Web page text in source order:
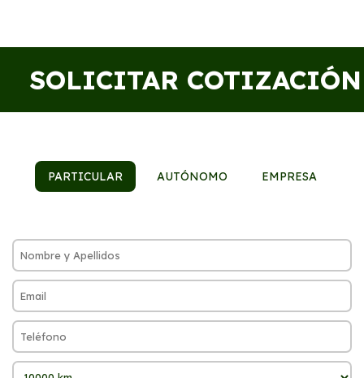
SOLICITAR COTIZACIÓN
PARTICULAR AUTÓNOMO EMPRESA